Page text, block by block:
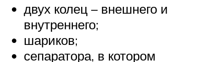
двух колец – внешнего и
внутреннего;
шариков;
сепаратора, в котором